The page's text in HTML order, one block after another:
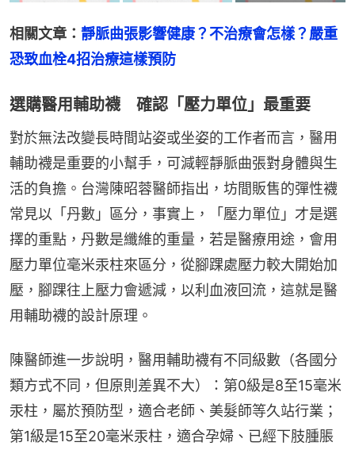
相關文章： 靜脈曲張影響健康？不治療會怎樣？嚴重
恐致血栓4招治療這樣預防
選購醫用輔助襪 確認「壓力單位」最重要
對於無法改變長時間站姿或坐姿的工作者而言，醫用
輔助襪是重要的小幫手，可減輕靜脈曲張對身體與生
活的負擔。台灣陳昭蓉醫師指出，坊間販售的彈性襪
常見以「丹數」區分，事實上，「壓力單位」才是選
擇的重點，丹數是纖維的重量，若是醫療用途，會用
壓力單位毫米汞柱來區分，從腳踝處壓力較大開始加
壓，腳踝往上壓力會遞減，以利血液回流，這就是醫
用輔助襪的設計原理。
陳醫師進一步說明，醫用輔助襪有不同級數（各國分
類方式不同，但原則差異不大）：第0級是8至15毫米
汞柱，屬於預防型，適合老師、美髮師等久站行業；
第1級是15至20毫米汞柱，適合孕婦、已經下肢腫脹